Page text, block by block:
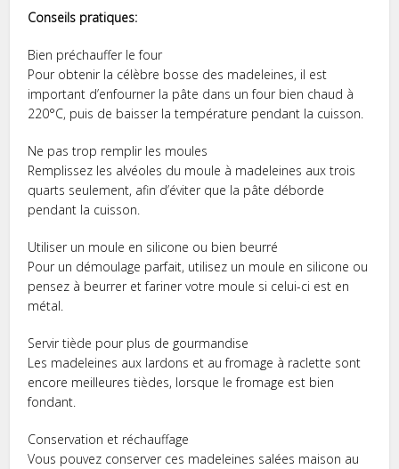
Conseils pratiques:
Bien préchauffer le four
Pour obtenir la célèbre bosse des madeleines, il est
important d’enfourner la pâte dans un four bien chaud à
220°C, puis de baisser la température pendant la cuisson.
Ne pas trop remplir les moules
Remplissez les alvéoles du moule à madeleines aux trois
quarts seulement, afin d’éviter que la pâte déborde
pendant la cuisson.
Utiliser un moule en silicone ou bien beurré
Pour un démoulage parfait, utilisez un moule en silicone ou
pensez à beurrer et fariner votre moule si celui-ci est en
métal.
Servir tiède pour plus de gourmandise
Les madeleines aux lardons et au fromage à raclette sont
encore meilleures tièdes, lorsque le fromage est bien
fondant.
Conservation et réchauffage
Vous pouvez conserver ces madeleines salées maison au